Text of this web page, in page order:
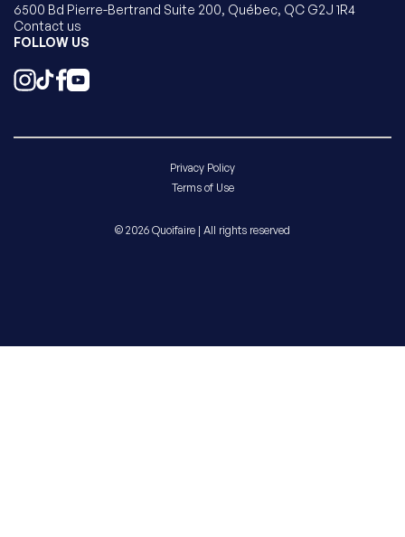
6500 Bd Pierre-Bertrand Suite 200, Québec, QC G2J 1R4
Contact us
FOLLOW US
Privacy Policy
Terms of Use
© 2026 Quoifaire | All rights reserved